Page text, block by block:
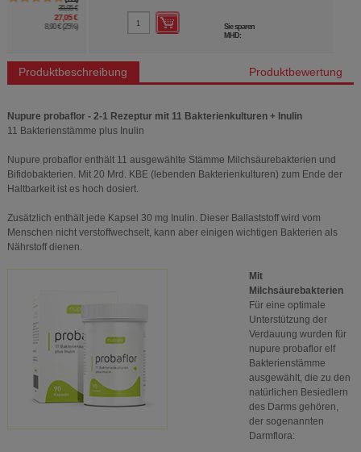
Sie sparen
MHD:
Produktbeschreibung Produktbewertung
Nupure probaflor - 2-1 Rezeptur mit 11 Bakterienkulturen + Inulin
11 Bakterienstämme plus Inulin
Nupure probaflor enthält 11 ausgewählte Stämme Milchsäurebakterien und
Bifidobakterien. Mit 20 Mrd. KBE (lebenden Bakterienkulturen) zum Ende der
Haltbarkeit ist es hoch dosiert.
Zusätzlich enthält jede Kapsel 30 mg Inulin. Dieser Ballaststoff wird vom
Menschen nicht verstoffwechselt, kann aber einigen wichtigen Bakterien als
Nährstoff dienen.
Mit
Milchsäurebakterien
Für eine optimale
Unterstützung der
Verdauung wurden für
nupure probaflor elf
Bakterienstämme
ausgewählt, die zu den
natürlichen Besiedlern
des Darms gehören,
der sogenannten
Darmflora: